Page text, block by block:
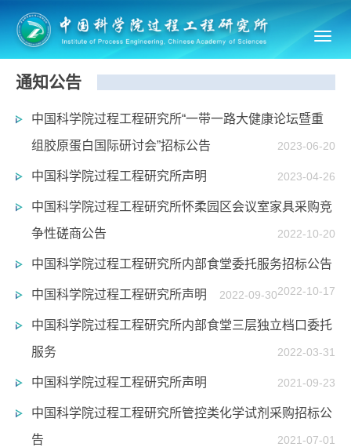
通知公告
中国科学院过程工程研究所“一带一路大健康论坛暨重
组胶原蛋白国际研讨会”招标公告
2023-06-20
中国科学院过程工程研究所声明 2023-04-26
中国科学院过程工程研究所怀柔园区会议室家具采购竞
争性磋商公告
2022-10-20
中国科学院过程工程研究所内部食堂委托服务招标公告
2022-10-17
中国科学院过程工程研究所声明 2022-09-30
中国科学院过程工程研究所内部食堂三层独立档口委托
服务
2022-03-31
中国科学院过程工程研究所声明 2021-09-23
中国科学院过程工程研究所管控类化学试剂采购招标公
告
2021-07-01